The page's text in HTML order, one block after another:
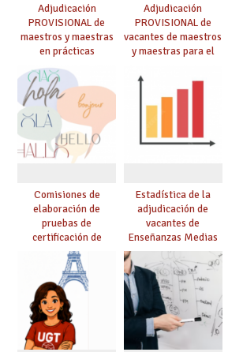
Adjudicación
PROVISIONAL de
maestros y maestras
en prácticas
Adjudicación
PROVISIONAL de
vacantes de maestros
y maestras para el
Comisiones de
elaboración de
pruebas de
certificación de
competencia
lingüística: publicada
resolución definitiva
Estadística de la
adjudicación de
vacantes de
Enseñanzas Medias
para el curso 26/27